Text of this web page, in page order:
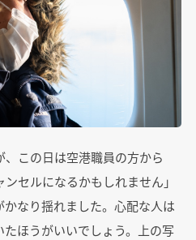
この日は空港職員の方から
セルになるかもしれません」
なり揺れました。心配な人は
ほうがいいでしょう。上の写